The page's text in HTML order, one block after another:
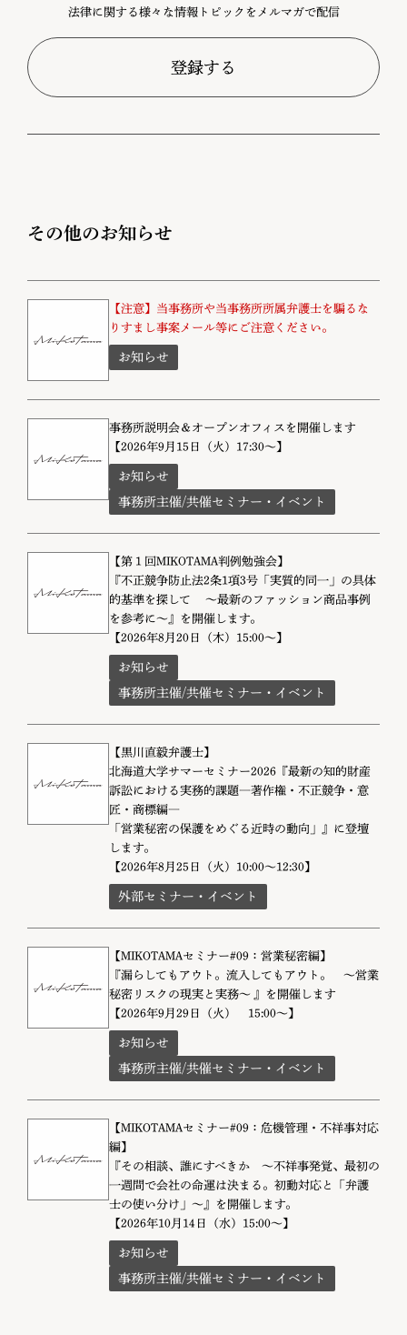
法律に関する様々な情報トピックをメルマガで配信
登録する
その他のお知らせ
【注意】当事務所や当事務所所属弁護士を騙るな
りすまし事案メール等にご注意ください。
お知らせ
事務所説明会＆オープンオフィスを開催します
【2026年9月15日（火）17:30～】
お知らせ
事務所主催/共催セミナー・イベント
【第１回MIKOTAMA判例勉強会】
『不正競争防止法2条1項3号「実質的同一」の具体
的基準を探して ～最新のファッション商品事例
を参考に～』を開催します。
【2026年8月20日（木）15:00～】
お知らせ
事務所主催/共催セミナー・イベント
【黒川直毅弁護士】
北海道大学サマーセミナー2026『最新の知的財産
訴訟における実務的課題―著作権・不正競争・意
匠・商標編―
「営業秘密の保護をめぐる近時の動向」』に登壇
します。
【2026年8月25日（火）10:00～12:30】
外部セミナー・イベント
【MIKOTAMAセミナー#09：営業秘密編】
『漏らしてもアウト。流入してもアウト。 〜営業
秘密リスクの現実と実務〜 』を開催します
【2026年9月29日（火） 15:00～】
お知らせ
事務所主催/共催セミナー・イベント
【MIKOTAMAセミナー#09：危機管理・不祥事対応
編】
『その相談、誰にすべきか 〜不祥事発覚、最初の
一週間で会社の命運は決まる。初動対応と「弁護
士の使い分け」〜』を開催します。
【2026年10月14日（水）15:00～】
お知らせ
事務所主催/共催セミナー・イベント